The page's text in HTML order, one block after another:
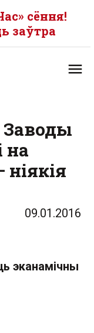
сёння!
заўтра
на
ніякія
09.01.2016
эканамічны